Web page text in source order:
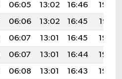
06:05 13:02 16:46
19:49
06:06 13:02 16:45
19:47
06:07 13:01 16:45
19:46
06:07 13:01 16:44
19:45
06:08 13:01 16:43
19:43